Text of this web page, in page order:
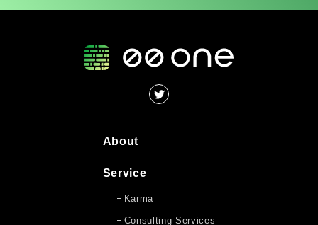
About
Service
Karma
Consulting Services